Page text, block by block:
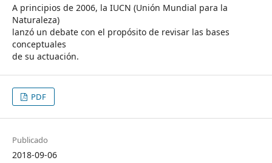
A principios de 2006, la IUCN (Unión Mundial para la
Naturaleza)
lanzó un debate con el propósito de revisar las bases
conceptuales
de su actuación.
PDF
Publicado
2018-09-06